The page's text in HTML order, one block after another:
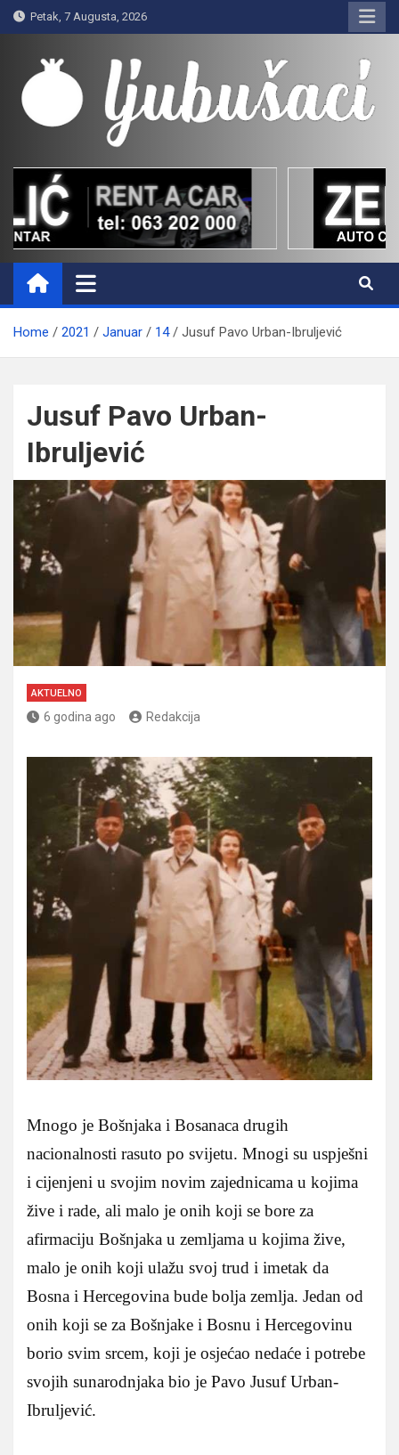
Skip
to
content
Petak, 7 Augusta, 2026
Ljubušaci
Svom voljenom gradu
Home 2021 Januar 14 Jusuf Pavo Urban-Ibruljević
Jusuf Pavo Urban-
Ibruljević
AKTUELNO
6 godina ago Redakcija
Mnogo je Bošnjaka i Bosanaca drugih
nacionalnosti rasuto po svijetu. Mnogi su uspješni
i cijenjeni u svojim novim zajednicama u kojima
žive i rade, ali malo je onih koji se bore za
afirmaciju Bošnjaka u zemljama u kojima žive,
malo je onih koji ulažu svoj trud i imetak da
Bosna i Hercegovina bude bolja zemlja. Jedan od
onih koji se za Bošnjake i Bosnu i Hercegovinu
borio svim srcem, koji je osjećao nedaće i potrebe
svojih sunarodnjaka bio je Pavo Jusuf Urban-
Ibruljević.